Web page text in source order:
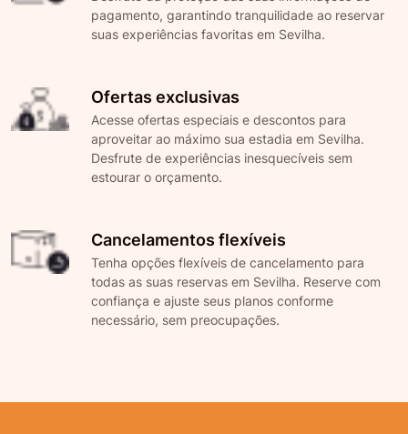
pagamento, garantindo tranquilidade ao reservar
suas experiências favoritas em Sevilha.
Ofertas exclusivas
Acesse ofertas especiais e descontos para
aproveitar ao máximo sua estadia em Sevilha.
Desfrute de experiências inesquecíveis sem
estourar o orçamento.
Cancelamentos flexíveis
Tenha opções flexíveis de cancelamento para
todas as suas reservas em Sevilha. Reserve com
confiança e ajuste seus planos conforme
necessário, sem preocupações.